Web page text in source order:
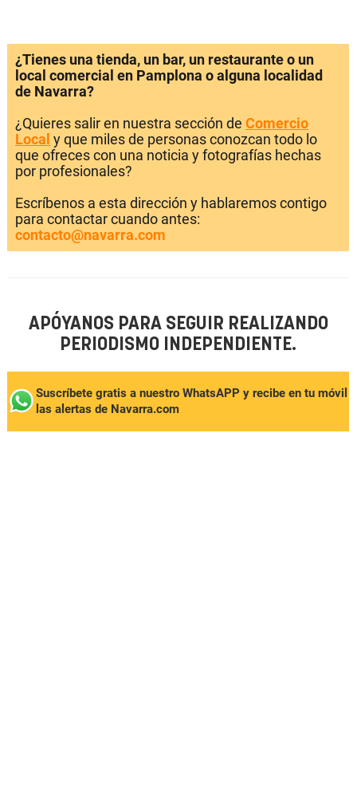
¿Tienes una tienda, un bar, un restaurante o un
local comercial en Pamplona o alguna localidad
de Navarra?
¿Quieres salir en nuestra sección de Comercio
Local y que miles de personas conozcan todo lo
que ofreces con una noticia y fotografías hechas
por profesionales?
Escríbenos a esta dirección y hablaremos contigo
para contactar cuando antes:
contacto@navarra.com
APÓYANOS PARA SEGUIR REALIZANDO
PERIODISMO INDEPENDIENTE.
Suscríbete gratis a nuestro WhatsAPP y recibe en tu móvil
las alertas de Navarra.com